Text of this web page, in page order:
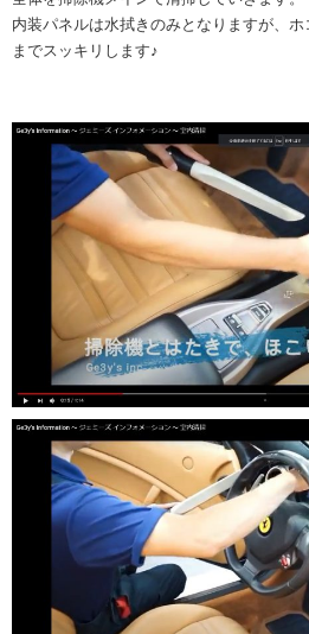
内装パネルは水拭きのみとなりますが、
までスッキリします♪